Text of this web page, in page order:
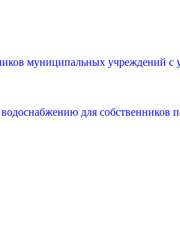
муниципальных учреждений с
для собственников